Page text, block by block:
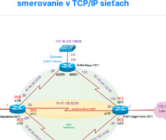
smerovanie v TCP/IP sieťach